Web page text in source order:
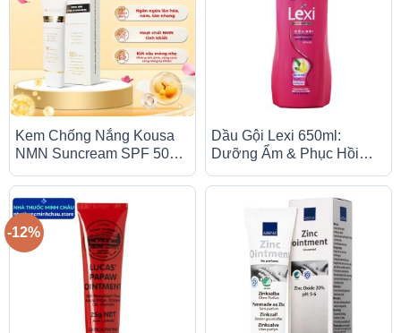
Kem Chống Nắng Kousa
NMN Suncream SPF 50+
Vô Cơ, Hỗ Trợ Chống Lão
Hóa
Dầu Gội Lexi 650ml:
Dưỡng Ẩm & Phục Hồi
-12%